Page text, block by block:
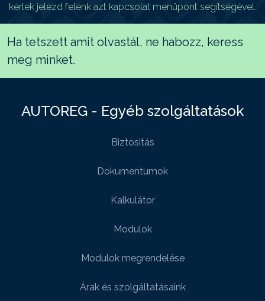
kérlek jelezd felénk azt kapcsolat menüpont segítségével.
Ha tetszett amit olvastál, ne habozz, keress
meg minket.
AUTOREG - Egyéb szolgáltatások
Biztositás
Dokumentumok
Kalkulátor
Modulok
Modulok megrendelése
Árak és szolgáltatásaink